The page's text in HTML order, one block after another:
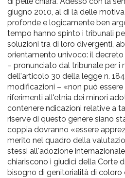
giugno 2010, al di là delle
profonde e logicamente ben
tempo hanno spinto i tribunali
soluzioni tra di loro divergenti,
orientamento univoco: il
– pronunciato dal tribunale per i
dell'articolo 30 della legge n.
modificazioni – «non può
riferimenti all'etnia dei minori
contenere ndicazioni relative a
riserve di questo genere siano
coppia dovranno «essere
merito nel quadro della
stessi all'adozione
chiariscono i giudici della Corte
bisogno di genitorialità di coloro